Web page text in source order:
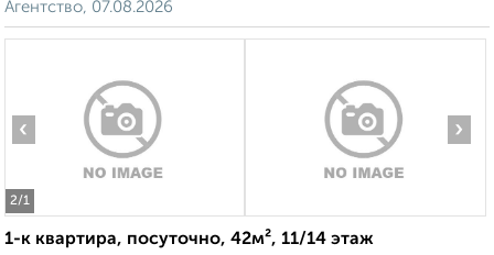
Агентство, 07.08.2026
2/1
‹ ›
1-к квартира, посуточно, 42м², 11/14 этаж